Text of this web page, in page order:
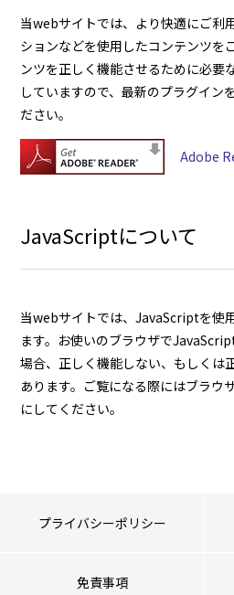
当webサイトでは、より快適にご利
ションなどを使用したコンテンツを
ンツを正しく機能させるために必要
していますので、最新のプラグイン
ださい。
Adobe
JavaScriptについて
当webサイトでは、JavaScriptを使
ます。お使いのブラウザで
場合、正しく機能しない、もしくは
あります。ご覧になる際にはブラ
にしてください。
プライバシーポリシー
免責事項